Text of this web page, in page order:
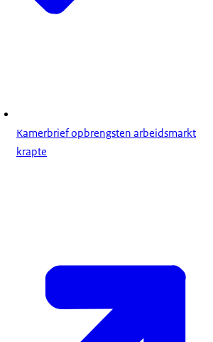
Kamerbrief opbrengsten arbeidsmarkt
krapte